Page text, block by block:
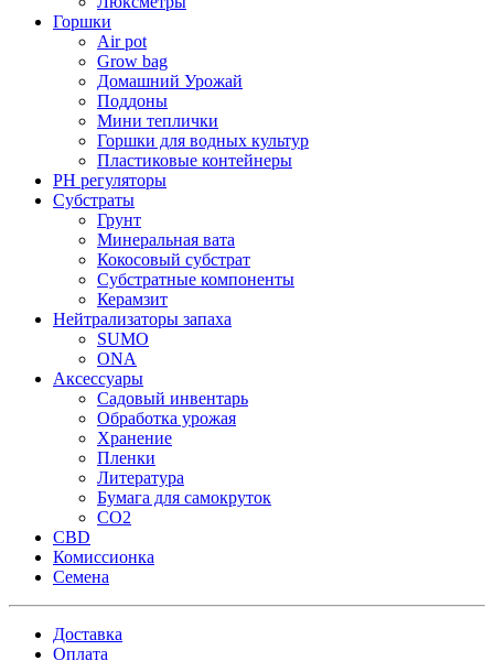
Горшки
Air pot
Grow bag
Домашний Урожай
Поддоны
Мини теплички
Горшки для водных культур
Пластиковые контейнеры
PH регуляторы
Субстраты
Грунт
Минеральная вата
Кокосовый субстрат
Субстратные компоненты
Керамзит
Нейтрализаторы запаха
SUMO
ONA
Аксессуары
Садовый инвентарь
Обработка урожая
Хранение
Пленки
Литература
Бумага для самокруток
CO2
CBD
Комисcионка
Семена
Доставка
Оплата